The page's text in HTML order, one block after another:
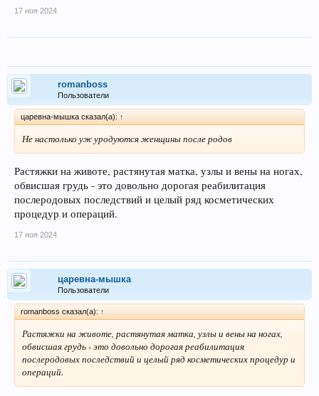
17 ноя 2024
romanboss
Пользователи
царевна-мышка сказал(а): ↑
Не настолько уж уродуются женщины после родов
Растяжки на животе, растянутая матка, узлы и вены на ногах,
обвисшая грудь - это довольно дорогая реабилитация
послеродовых последствий и целый ряд косметических
процедур и операций.
17 ноя 2024
царевна-мышка
Пользователи
romanboss сказал(а): ↑
Растяжки на животе, растянутая матка, узлы и вены на ногах,
обвисшая грудь - это довольно дорогая реабилитация
послеродовых последствий и целый ряд косметических процедур и
операций.